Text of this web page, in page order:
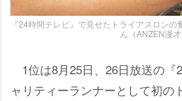
『24時間テレビ』で見せたトライアスロンの
ん（ANZEN漫才
1位は8月25日、26日放送の『
ャリティーランナーとして初の